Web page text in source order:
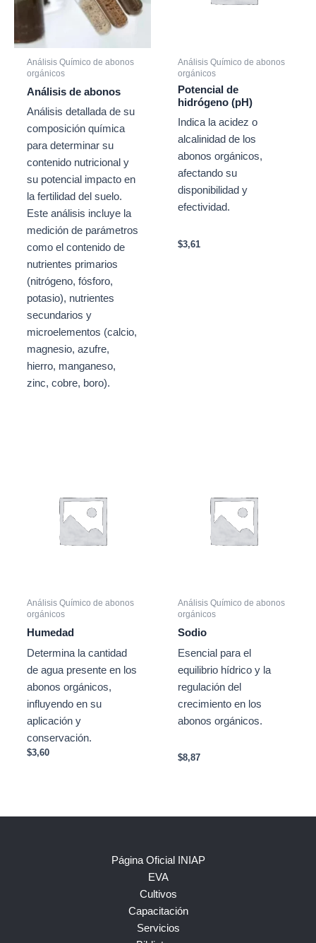
Análisis Químico de abonos
orgánicos
Análisis de abonos
Análisis detallada de su
composición química
para determinar su
contenido nutricional y
su potencial impacto en
la fertilidad del suelo.
Este análisis incluye la
medición de parámetros
como el contenido de
nutrientes primarios
(nitrógeno, fósforo,
potasio), nutrientes
secundarios y
microelementos (calcio,
magnesio, azufre,
hierro, manganeso,
zinc, cobre, boro).
Análisis Químico de abonos
orgánicos
Potencial de
hidrógeno (pH)
Indica la acidez o
alcalinidad de los
abonos orgánicos,
afectando su
disponibilidad y
efectividad.
$3,61
Análisis Químico de abonos
orgánicos
Humedad
Determina la cantidad
de agua presente en los
abonos orgánicos,
influyendo en su
aplicación y
conservación.
$3,60
Análisis Químico de abonos
orgánicos
Sodio
Esencial para el
equilibrio hídrico y la
regulación del
crecimiento en los
abonos orgánicos.
$8,87
Página Oficial INIAP
EVA
Cultivos
Capacitación
Servicios